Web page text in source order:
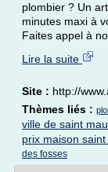
plombier ? Un
minutes maxi à
Faites appel à
Lire la suite
Site : http://
Thèmes liés :
ville de saint
prix maison
des fosses